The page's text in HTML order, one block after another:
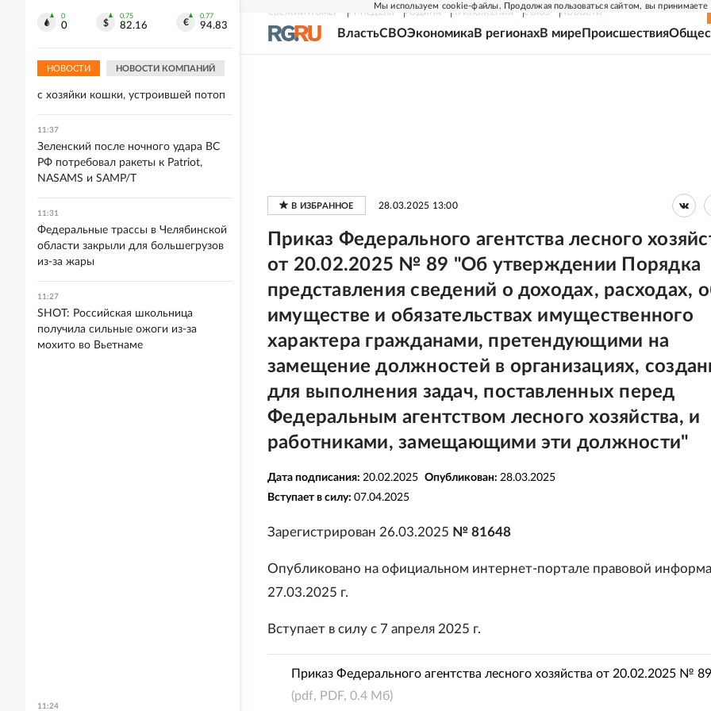
Мы используем cookie-файлы. Продолжая пользоваться сайтом, вы принимаете
СВЕЖИЙ НОМЕР РГ-НЕДЕЛЯ РОДИНА ПРИЛОЖЕНИЯ СОЮЗ НОВОСТИ
ВластьСВОЭкономикаВ регионахВ мире Происшествия
28.03.2025 13:00
Приказ Федерального агентства лесного
от 20.02.2025 № 89 "Об утверждении Порядка
представления сведений о доходах, расходах,
имуществе и обязательствах имущественного
характера гражданами, претендующими на
замещение должностей в организациях,
для выполнения задач, поставленных перед
Федеральным агентством лесного хозяйства, и
работниками, замещающими эти должности"
Дата подписания: 20.02.2025 Опубликован: 28.03.2025
Вступает в силу: 07.04.2025
Зарегистрирован 26.03.2025 № 81648
Опубликовано на официальном интернет-портале правовой
27.03.2025 г.
Вступает в силу с 7 апреля 2025 г.
Приказ Федерального агентства лесного хозяйства от 20.02.2025 № 89
(pdf, PDF, 0.4 Мб)
0
0
0.75
82.16
0.77
94.83
НОВОСТИ НОВОСТИ КОМПАНИЙ
В сторону Москвы с начала августа
летело 1984 беспилотника. Видео
11:48
Суд взыскал более 600 тысяч рублей
с хозяйки кошки, устроившей потоп
11:37
Зеленский после ночного удара ВС
РФ потребовал ракеты к Patriot,
NASAMS и SAMP/T
11:31
Федеральные трассы в Челябинской
области закрыли для большегрузов
из-за жары
11:27
SHOT: Российская школьница
получила сильные ожоги из-за
мохито во Вьетнаме
11:24